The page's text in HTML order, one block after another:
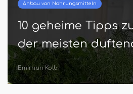
Anbau
Kräuter
Beste und
18
Hannes Sauer